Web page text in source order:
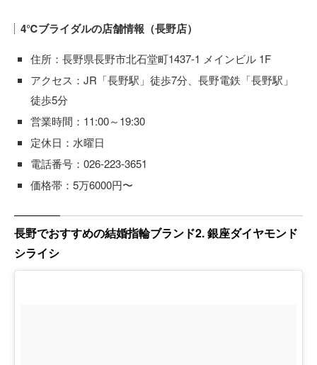
4℃ブライダルの店舗情報（長野店）
住所：長野県長野市北石堂町1437-1 メインビル 1F
アクセス：JR「長野駅」徒歩7分、長野電鉄「長野駅」
徒歩5分
営業時間：11:00～19:30
定休日：水曜日
電話番号：026-223-3651
価格帯：5万6000円〜
長野でおすすめの結婚指輪ブランド2. 銀座ダイヤモンド
シライシ